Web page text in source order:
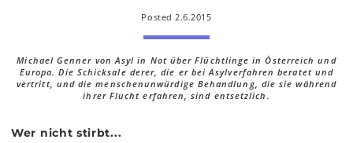
Posted 2.6.2015
Michael Genner von Asyl in Not über Flüchtlinge in Österreich und
Europa. Die Schicksale derer, die er bei Asylverfahren beratet und
vertritt, und die menschenunwürdige Behandlung, die sie während
ihrer Flucht erfahren, sind entsetzlich.
Wer nicht stirbt...